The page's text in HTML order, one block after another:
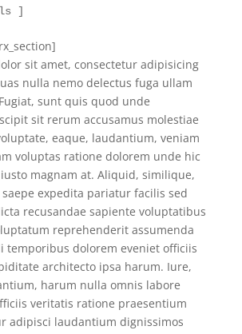
]
sit amet, consectetur adipisicing
nulla nemo delectus fuga ullam
sunt quis quod unde
sit rerum accusamus molestiae
eaque, laudantium, veniam
voluptas ratione dolorem unde hic
magnam at. Aliquid, similique,
expedita pariatur facilis sed
recusandae sapiente voluptatibus
reprehenderit assumenda
temporibus dolorem eveniet officiis
architecto ipsa harum. Iure,
harum nulla omnis labore
veritatis ratione praesentium
adipisci laudantium dignissimos